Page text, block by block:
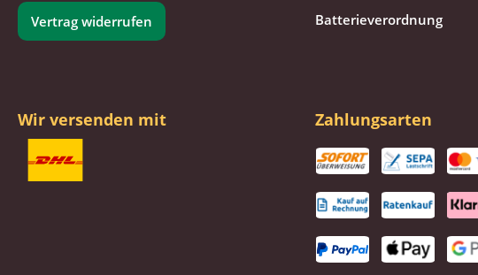
Vertrag widerrufen
Batterieverordnung
Wir versenden mit Zahlungsarten